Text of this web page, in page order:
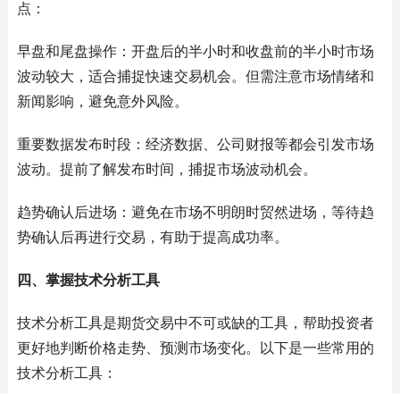
点：
早盘和尾盘操作：开盘后的半小时和收盘前的半小时市场
波动较大，适合捕捉快速交易机会。但需注意市场情绪和
新闻影响，避免意外风险。
重要数据发布时段：经济数据、公司财报等都会引发市场
波动。提前了解发布时间，捕捉市场波动机会。
趋势确认后进场：避免在市场不明朗时贸然进场，等待趋
势确认后再进行交易，有助于提高成功率。
四、掌握技术分析工具
技术分析工具是期货交易中不可或缺的工具，帮助投资者
更好地判断价格走势、预测市场变化。以下是一些常用的
技术分析工具：